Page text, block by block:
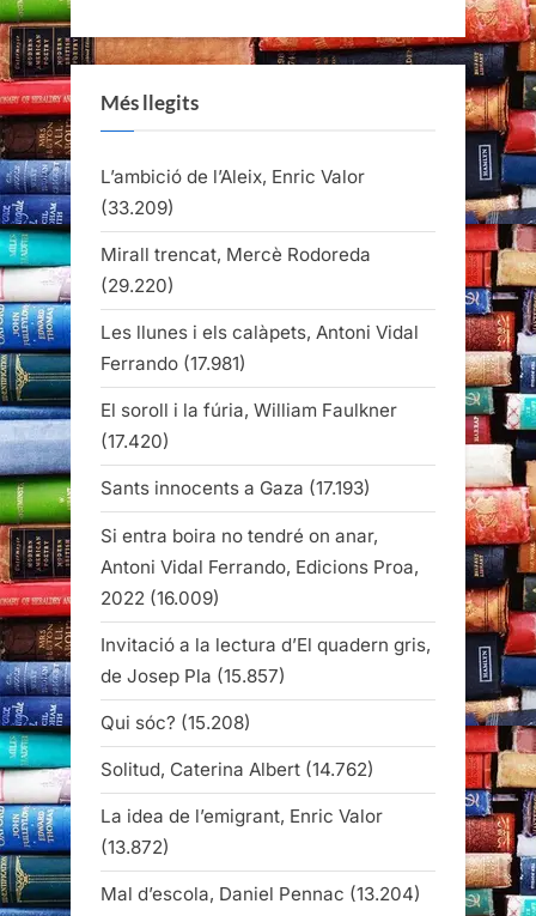
Més llegits
L’ambició de l’Aleix, Enric Valor
(33.209)
Mirall trencat, Mercè Rodoreda
(29.220)
Les llunes i els calàpets, Antoni Vidal
Ferrando (17.981)
El soroll i la fúria, William Faulkner
(17.420)
Sants innocents a Gaza (17.193)
Si entra boira no tendré on anar,
Antoni Vidal Ferrando, Edicions Proa,
2022 (16.009)
Invitació a la lectura d’El quadern gris,
de Josep Pla (15.857)
Qui sóc? (15.208)
Solitud, Caterina Albert (14.762)
La idea de l’emigrant, Enric Valor
(13.872)
Mal d’escola, Daniel Pennac (13.204)